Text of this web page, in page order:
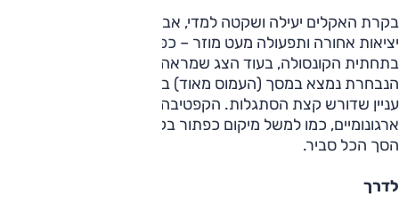
בקרת האקלים יעילה ושקטה למדי, אבל עדיין לא מפוצלת ובלי
יציאות אחורה ותפעולה מעט מוזר – כפתור השליטה נמצא
בתחתית הקונסולה, בעוד הצג שמראה את הטמפרטורה
הנבחרת נמצא במסך (העמוס מאוד) בקצה העליון של הקונסולה.
עניין שדורש קצת הסתגלות. הקפטיבה מציגה עוד כמה גליצ'ים
ארגונומיים, כמו למשל מיקום כפתור בקרת השליטה במורד, אבל
הסך הכל סביר.
לדרך